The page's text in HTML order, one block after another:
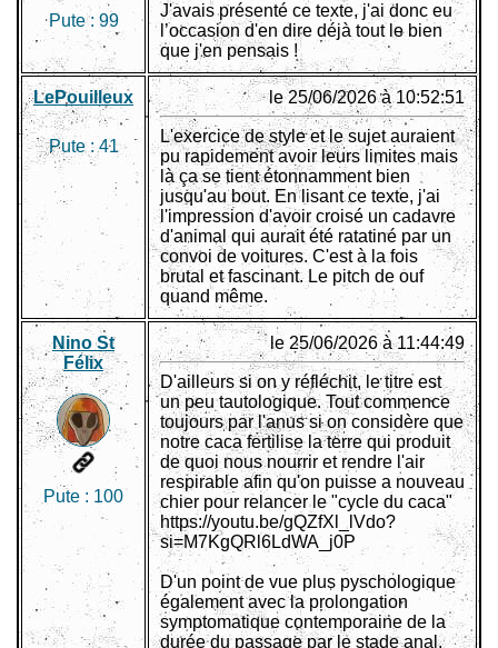
Pute : 99
J'avais présenté ce texte, j'ai donc eu
l’occasion d'en dire déjà tout le bien
que j'en pensais !
LePouilleux
Pute :41
le 25/06/2026 à 10:52:51
L'exercice de style et le sujet auraient
pu rapidement avoir leurs limites mais
là ça se tient étonnamment bien
jusqu'au bout. En lisant ce texte, j'ai
l'impression d'avoir croisé un cadavre
d'animal qui aurait été ratatiné par un
convoi de voitures. C'est à la fois
brutal et fascinant. Le pitch de ouf
quand même.
Nino St
Félix
Pute : 100
le 25/06/2026 à 11:44:49
D'ailleurs si on y réfléchit, le titre est
un peu tautologique. Tout commence
toujours par l'anus si on considère que
notre caca fertilise la terre qui produit
de quoi nous nourrir et rendre l'air
respirable afin qu'on puisse a nouveau
chier pour relancer le "cycle du caca"
https://youtu.be/gQZfXl_lVdo?
si=M7KgQRl6LdWA_j0P
D'un point de vue plus pyschologique
également avec la prolongation
symptomatique contemporaine de la
durée du passage par le stade anal,